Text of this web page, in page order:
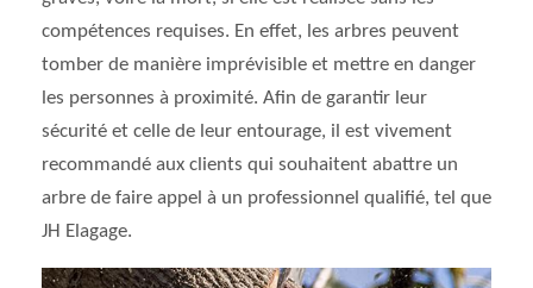
compétences requises. En effet, les arbres peuvent
tomber de manière imprévisible et mettre en danger
les personnes à proximité. Afin de garantir leur
sécurité et celle de leur entourage, il est vivement
recommandé aux clients qui souhaitent abattre un
arbre de faire appel à un professionnel qualifié, tel que
JH Elagage.